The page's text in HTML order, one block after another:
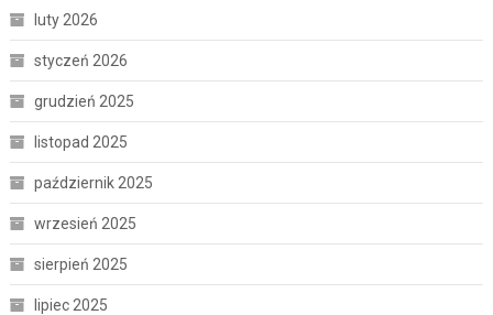
luty 2026
styczeń 2026
grudzień 2025
listopad 2025
październik 2025
wrzesień 2025
sierpień 2025
lipiec 2025